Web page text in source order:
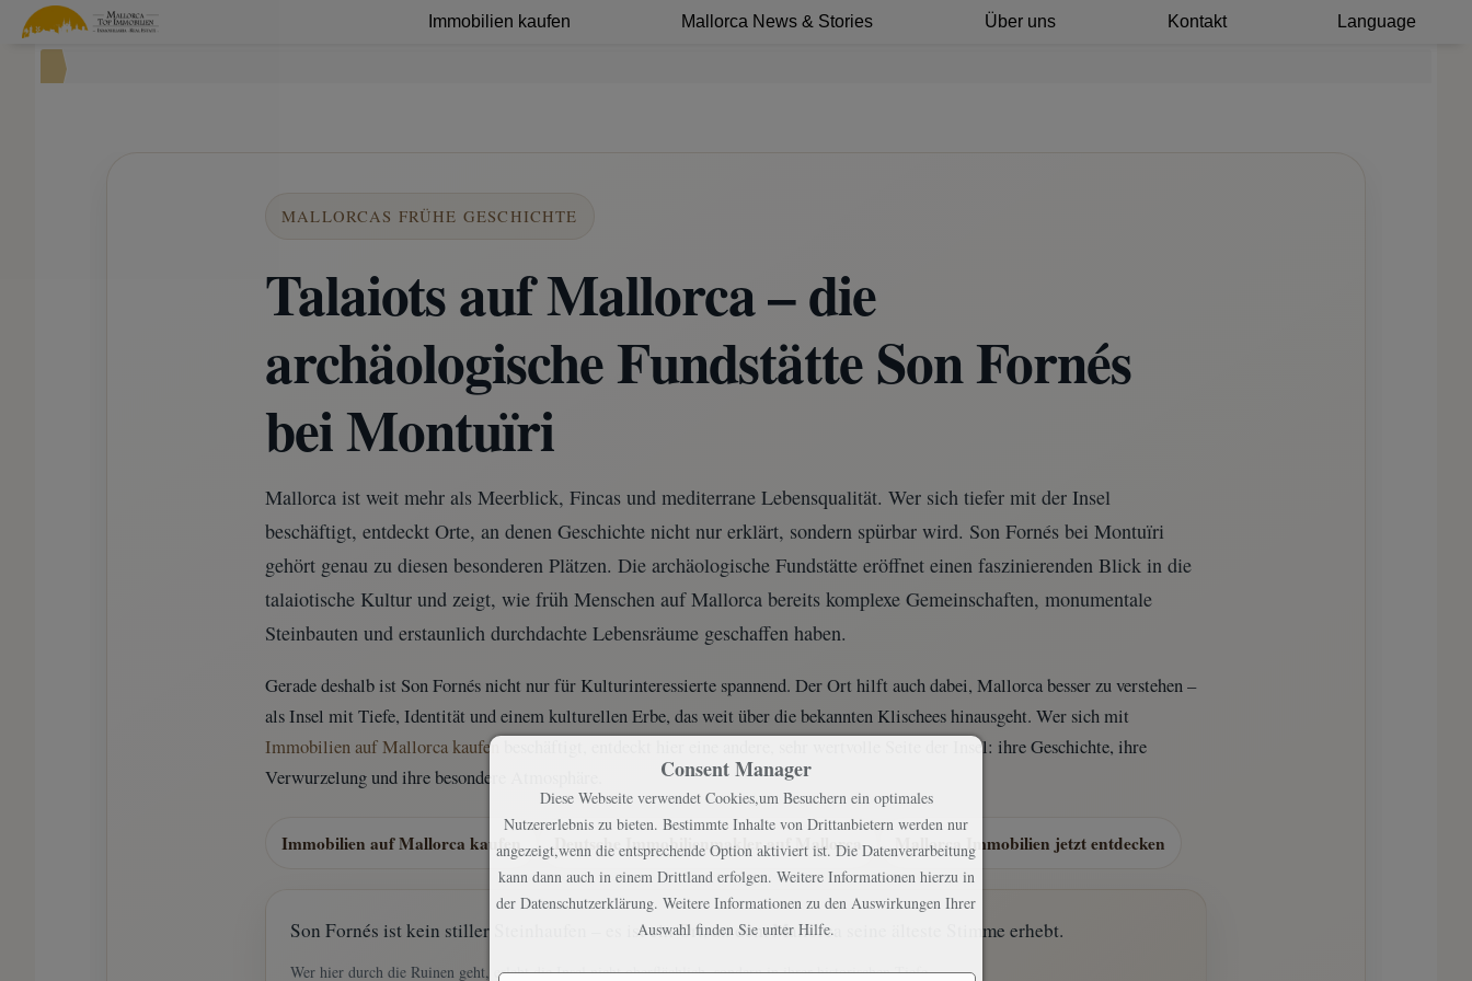
Immobilien kaufen Mallorca News & Stories Über uns Kontakt Language
MALLORCAS FRÜHE GESCHICHTE
Talaiots auf Mallorca – die
archäologische Fundstätte Son Fornés
bei Montuïri
Mallorca ist weit mehr als Meerblick, Fincas und mediterrane Lebensqualität. Wer sich tiefer mit der Insel
beschäftigt, entdeckt Orte, an denen Geschichte nicht nur erklärt, sondern spürbar wird. Son Fornés bei Montuïri
gehört genau zu diesen besonderen Plätzen. Die archäologische Fundstätte eröffnet einen faszinierenden Blick in die
talaiotische Kultur und zeigt, wie früh Menschen auf Mallorca bereits komplexe Gemeinschaften, monumentale
Steinbauten und erstaunlich durchdachte Lebensräume geschaffen haben.
Gerade deshalb ist Son Fornés nicht nur für Kulturinteressierte spannend. Der Ort hilft auch dabei, Mallorca besser zu verstehen –
als Insel mit Tiefe, Identität und einem kulturellen Erbe, das weit über die bekannten Klischees hinausgeht. Wer sich mit
Immobilien auf Mallorca kaufen
beschäftigt, entdeckt hier eine andere, sehr wertvolle Seite der Insel: ihre Geschichte, ihre
Verwurzelung und ihre besondere Atmosphäre.
Immobilien auf Mallorca kaufen Deutsche Immobilienmakler auf Mallorca Mallorca Immobilien jetzt entdecken
Son Fornés ist kein stiller Steinhaufen – es ist ein Ort, an dem Mallorca seine älteste Stimme erhebt.
Wer hier durch die Ruinen geht, erlebt die Insel nicht oberflächlich, sondern in ihrer historischen Tiefe.
Consent Manager
Diese Webseite verwendet Cookies,um Besuchern ein optimales
Nutzererlebnis zu bieten. Bestimmte Inhalte von Drittanbietern werden nur
angezeigt,wenn die entsprechende Option aktiviert ist. Die Datenverarbeitung
kann dann auch in einem Drittland erfolgen. Weitere Informationen hierzu in
der Datenschutzerklärung. Weitere Informationen zu den Auswirkungen Ihrer
Auswahl finden Sie unter Hilfe.